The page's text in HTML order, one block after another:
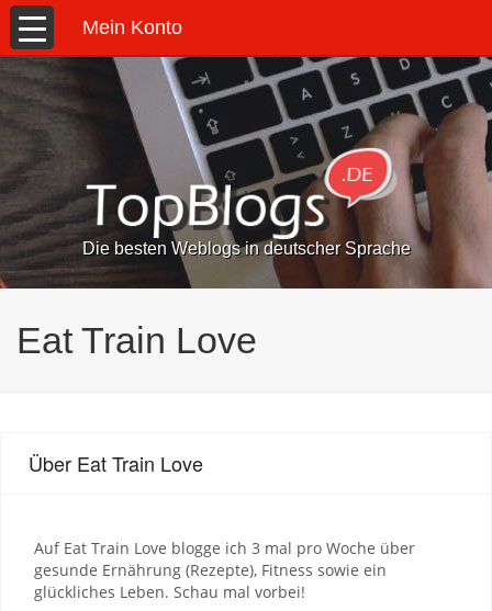
Mein Konto
Die besten Weblogs in deutscher Sprache
Eat Train Love
Über Eat Train Love
Auf Eat Train Love blogge ich 3 mal pro Woche über
gesunde Ernährung (Rezepte), Fitness sowie ein
glückliches Leben. Schau mal vorbei!